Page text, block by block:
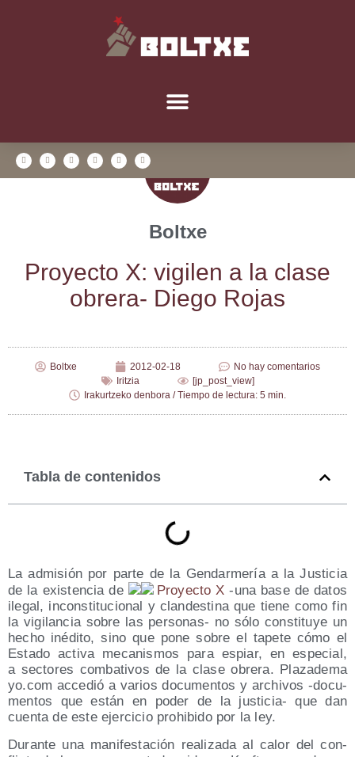
Boltxe
Pro­yec­to X: vigi­len a la cla­se
obre­ra- Die­go Rojas
Boltxe 2012-02-18
No hay comentarios
Iritzia
[jp_post_view]
Irakurtzeko denbora / Tiempo de lectura: 5 min.
Tabla de contenidos
La admi­sión por par­te de la Gen­dar­me­ría a la Jus­ti­cia
de la exis­ten­cia de
Pro­yec­to X ‑una base de datos
ile­gal, incons­ti­tu­cio­nal y clan­des­ti­na que tie­ne como fin
la vigi­lan­cia sobre las per­so­nas- no sólo cons­ti­tu­ye un
hecho iné­di­to, sino que pone sobre el tape­te cómo el
Esta­do acti­va meca­nis­mos para espiar, en espe­cial,
a sec­to­res com­ba­ti­vos de la cla­se obre­ra. Pla​za​de​ma​
yo​.com acce­dió a varios docu­men­tos y archi­vos ‑docu­
men­tos que están en poder de la jus­ti­cia- que dan
cuen­ta de este ejer­ci­cio prohi­bi­do por la ley.
Duran­te una mani­fes­ta­ción rea­li­za­da al calor del con­